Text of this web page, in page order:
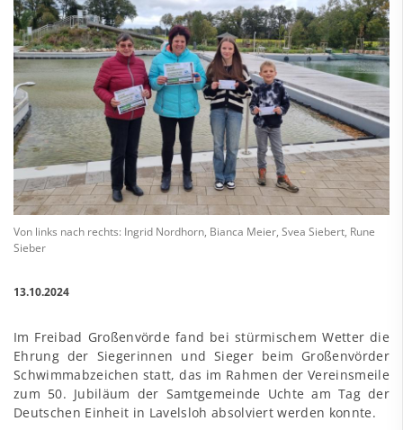
Von links nach rechts: Ingrid Nordhorn, Bianca Meier, Svea Siebert, Rune
Sieber
13.10.2024
Im Freibad Großenvörde fand bei stürmischem Wetter die
Ehrung der Siegerinnen und Sieger beim Großenvörder
Schwimmabzeichen statt, das im Rahmen der Vereinsmeile
zum 50. Jubiläum der Samtgemeinde Uchte am Tag der
Deutschen Einheit in Lavelsloh absolviert werden konnte.